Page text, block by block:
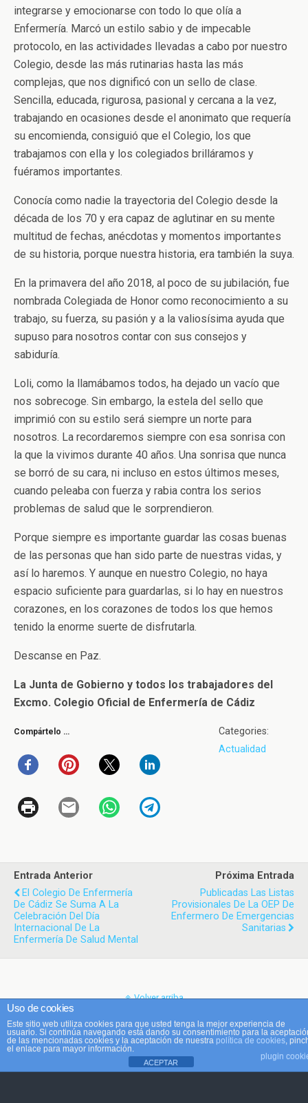
integrarse y emocionarse con todo lo que olía a
Enfermería. Marcó un estilo sabio y de impecable
protocolo, en las actividades llevadas a cabo por nuestro
Colegio, desde las más rutinarias hasta las más
complejas, que nos dignificó con un sello de clase.
Sencilla, educada, rigurosa, pasional y cercana a la vez,
trabajando en ocasiones desde el anonimato que requería
su encomienda, consiguió que el Colegio, los que
trabajamos con ella y los colegiados brilláramos y
fuéramos importantes.
Conocía como nadie la trayectoria del Colegio desde la
década de los 70 y era capaz de aglutinar en su mente
multitud de fechas, anécdotas y momentos importantes
de su historia, porque nuestra historia, era también la suya.
En la primavera del año 2018, al poco de su jubilación, fue
nombrada Colegiada de Honor como reconocimiento a su
trabajo, su fuerza, su pasión y a la valiosísima ayuda que
supuso para nosotros contar con sus consejos y
sabiduría.
Loli, como la llamábamos todos, ha dejado un vacío que
nos sobrecoge. Sin embargo, la estela del sello que
imprimió con su estilo será siempre un norte para
nosotros. La recordaremos siempre con esa sonrisa con
la que la vivimos durante 40 años. Una sonrisa que nunca
se borró de su cara, ni incluso en estos últimos meses,
cuando peleaba con fuerza y rabia contra los serios
problemas de salud que le sorprendieron.
Porque siempre es importante guardar las cosas buenas
de las personas que han sido parte de nuestras vidas, y
así lo haremos. Y aunque en nuestro Colegio, no haya
espacio suficiente para guardarlas, si lo hay en nuestros
corazones, en los corazones de todos los que hemos
tenido la enorme suerte de disfrutarla.
Descanse en Paz.
La Junta de Gobierno y todos los trabajadores del
Excmo. Colegio Oficial de Enfermería de Cádiz
Compártelo …
Categories:
Actualidad
Entrada Anterior
El Colegio De Enfermería
De Cádiz Se Suma A La
Celebración Del Día
Internacional De La
Enfermería De Salud Mental
Próxima Entrada
Publicadas Las Listas
Provisionales De La OEP De
Enfermero De Emergencias
Sanitarias
Volver arriba
Móvil Escritorio
Uso de cookies
Este sitio web utiliza cookies para que usted tenga la mejor experiencia de
usuario. Si continúa navegando está dando su consentimiento para la
de las mencionadas cookies y la aceptación de nuestra política de cookies ,
el enlace para mayor información.
plugin
ACEPTAR